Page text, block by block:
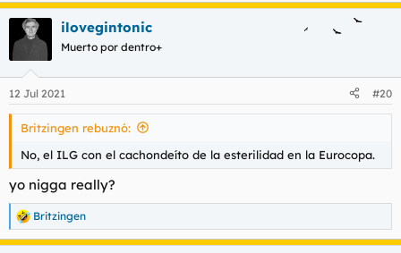
ilovegintonic
Muerto por dentro+
12 Jul 2021 #20
Britzingen rebuznó:
No, el ILG con el cachondeíto de la esterilidad en la Eurocopa.
yo nigga really?
R
e
Britzingen